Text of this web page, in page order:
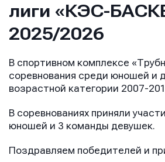
лиги «КЭС-
2025/2026
В спортивном комплексе
соревнования среди юношей и
возрастной категории 2007-
В соревнованиях приняли
юношей и 3 команды девушек.
Поздравляем победителей и